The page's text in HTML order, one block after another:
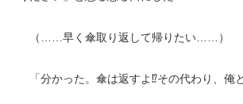
（……早く傘取り返して帰りたい……）
「分かった。傘は返すよ⁉︎その代わり、俺